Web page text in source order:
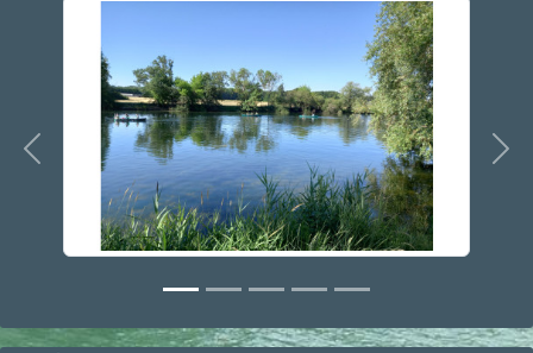
Précedent